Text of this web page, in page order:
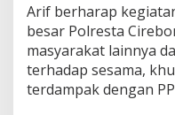
Arif berharap
besar Polresta
masyarakat lainnya
terhadap sesama,
terdampak dengan